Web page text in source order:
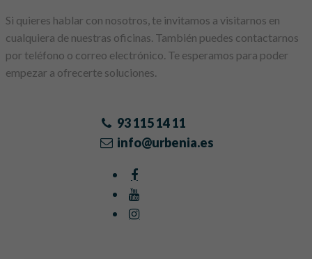
93 115 14 11
info@urbenia.es
Si quieres hablar con nosotros, te invitamos a visitarnos en
cualquiera de nuestras oficinas. También puedes contactarnos
por teléfono o correo electrónico. Te esperamos para poder
empezar a ofrecerte soluciones.